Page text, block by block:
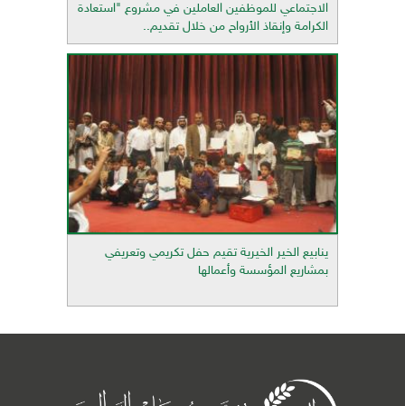
الاجتماعي للموظفين العاملين في مشروع "استعادة
الكرامة وإنقاذ الأرواح من خلال تقديم..
ينابيع الخير الخيرية تقيم حفل تكريمي وتعريفي
بمشاريع المؤسسة وأعمالها